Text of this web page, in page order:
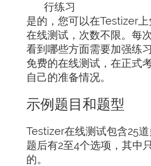
行练习
是的，您可以在Testizer
在线测试，次数不限。每
看到哪些方面需要加强练
免费的在线测试，在正式
自己的准备情况。
示例题目和题型
Testizer在线测试包含25
题后有2至4个选项，其中
的。